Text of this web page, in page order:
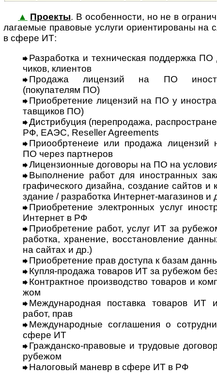
▲ Проекты. В особенности, но не в
ла­га­е­мые правовые услуги ори­ен­ти­ро­ва­ны
в сфере ИТ:
Разработка и техническая поддержка
чи­ков, клиентов
Продажа лицензий на ПО
(покупателям ПО)
Приобретение лицензий на ПО у
тав­щи­ков ПО)
Дистрибуция (перепродажа,
РФ, ЕАЭС, Reseller Agreements
Приообртенеие или продажа лицензий
ПО через партнеров
Лицензионные договоры на ПО на
Выполнение работ для иностранных
гра­фи­чес­ко­го дизайна, создание сайтов и
зда­ние / разработка Интернет-магазинов и
Приобретение электронных услуг
Ин­тер­нет в РФ
Приобретение работ, услуг ИТ за
ра­бот­ка, хранение, восстановление
на сайтах и др.)
Приобретение прав доступа к базам
Купля-продажа товаров ИТ за рубежом
Контрактное производство товаров и
жом
Международная поставка товаров ИТ
работ, прав
Международные соглашения о
сфере ИТ
Гражданско-правовые и трудовые
рубежом
Налоговый маневр в сфере ИТ в РФ